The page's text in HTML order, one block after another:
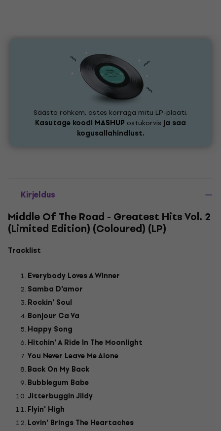
Säästa rohkem, ostes korraga mitu LP-plaati.
Kasutage koodi MASHUP ostukorvis ja saa
kogusallahindlust.
Kirjeldus
Middle Of The Road - Greatest Hits Vol. 2
(Limited Edition) (Coloured) (LP)
Tracklist
Everybody Loves A Winner
Samba D'amor
Rockin' Soul
Bonjour Ca Va
Happy Song
Hitchin' A Ride In The Moonlight
You Never Leave Me Alone
Back On My Back
Bubblegum Babe
Jitterbuggin Jildy
Flyin' High
Lovin' Brings The Heartaches